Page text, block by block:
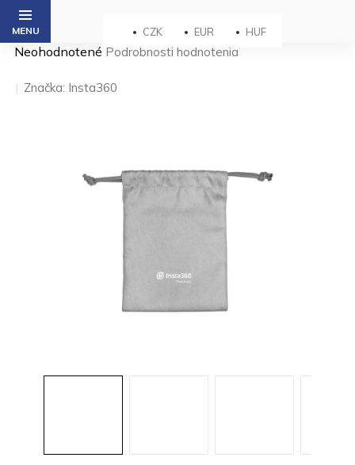
Prejsť
obsah
CZK EUR HUF
Priemerné
produktu
je
Neohodnotené Podrobnosti hodnotenia
Značka: Insta360